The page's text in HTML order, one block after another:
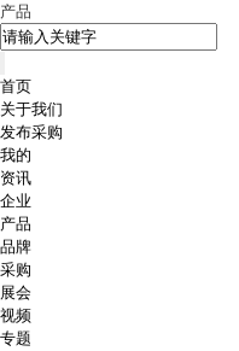
产品
首页
关于我们
发布采购
我的
资讯
企业
产品
品牌
采购
展会
视频
专题